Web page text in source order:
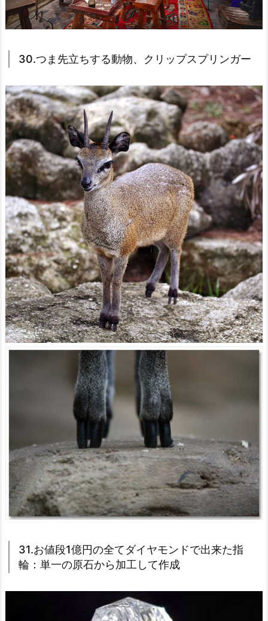
30.つま先立ちする動物、クリップスプリンガー
31.お値段1億円の全てダイヤモンドで出来た指
輪：単一の原石から加工して作成